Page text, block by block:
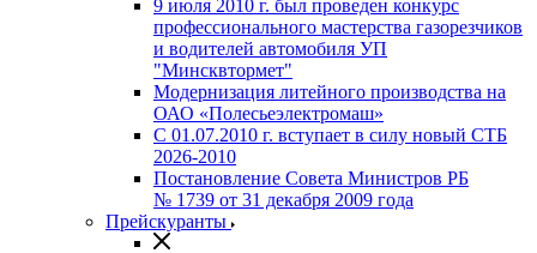
9 июля 2010 г. был проведен конкурс
профессионального мастерства газорезчиков
и водителей автомобиля УП
"Минсквтормет"
Модернизация литейного производства на
ОАО «Полесьеэлектромаш»
С 01.07.2010 г. вступает в силу новый СТБ
2026-2010
Постановление Совета Министров РБ
№ 1739 от 31 декабря 2009 года
Прейскуранты